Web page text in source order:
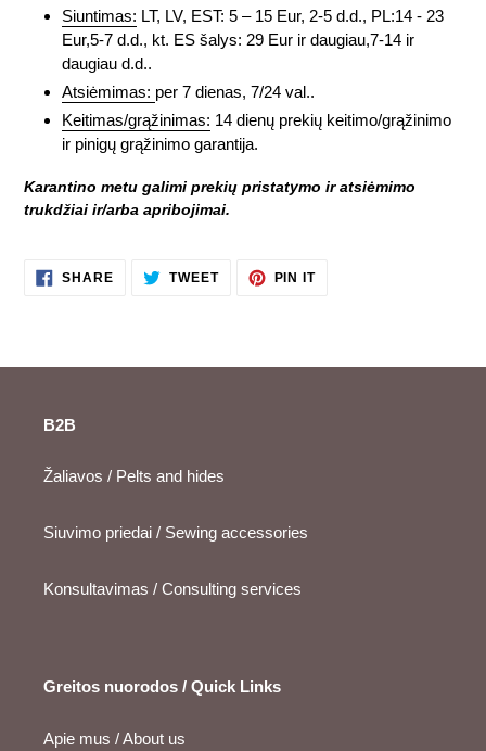
Siuntimas: LT, LV, EST: 5 – 15 Eur, 2-5 d.d., PL:14 - 23
Eur,5-7 d.d., kt. ES šalys: 29 Eur ir daugiau,7-14 ir
daugiau d.d..
Atsiėmimas: per 7 dienas, 7/24 val..
Keitimas/grąžinimas: 14 dienų prekių keitimo/grąžinimo
ir pinigų grąžinimo garantija.
Karantino metu galimi prekių pristatymo ir atsiėmimo
trukdžiai ir/arba apribojimai.
SHARESHARE
ON
TWEETTWEET PIN ITPIN
B2B
Žaliavos / Pelts and hides
Siuvimo priedai / Sewing accessories
Konsultavimas / Consulting services
Greitos nuorodos / Quick Links
Apie mus / About us